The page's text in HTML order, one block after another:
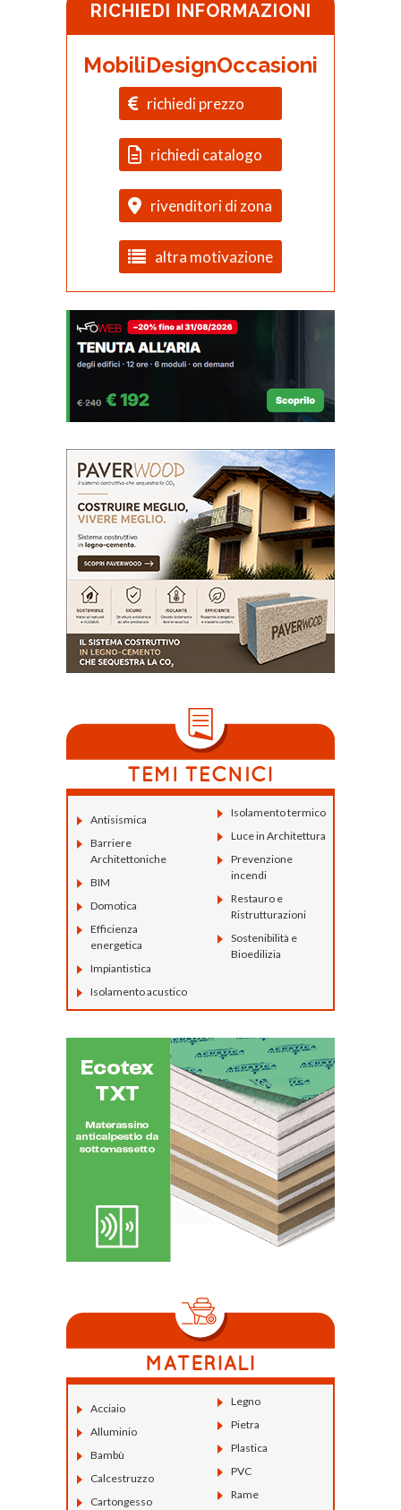
RICHIEDI INFORMAZIONI
MobiliDesignOccasioni
richiedi prezzo
richiedi catalogo
rivenditori di zona
altra motivazione
Antisismica
Barriere
Architettoniche
BIM
Domotica
Efficienza
energetica
Impiantistica
Isolamento acustico
Isolamento termico
Luce in Architettura
Prevenzione
incendi
Restauro e
Ristrutturazioni
Sostenibilità e
Bioedilizia
Acciaio
Alluminio
Bambù
Calcestruzzo
Cartongesso
Legno
Pietra
Plastica
PVC
Rame